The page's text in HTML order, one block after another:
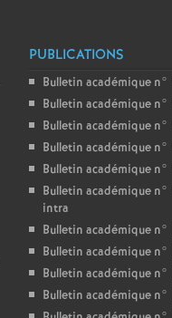
PUBLICATIONS
Bulletin académique n°
Bulletin académique n°
Bulletin académique n°
Bulletin académique n°
Bulletin académique n°
Bulletin académique
intra
Bulletin académique n°
Bulletin académique n°
Bulletin académique n°
Bulletin académique n°